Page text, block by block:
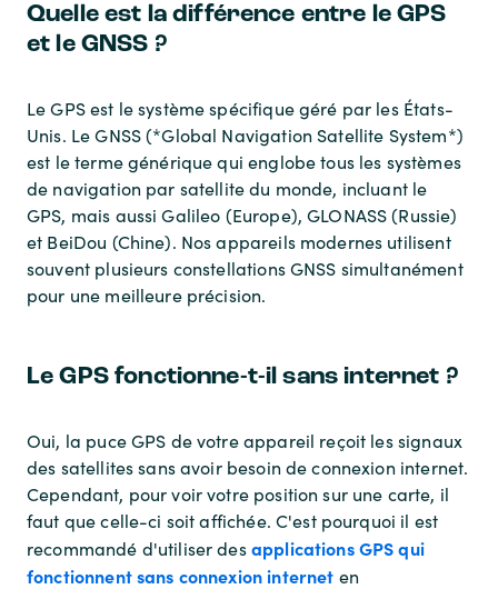
Quelle est la différence entre le GPS
et le GNSS ?
Le GPS est le système spécifique géré par les États-
Unis. Le GNSS (*Global Navigation Satellite System*)
est le terme générique qui englobe tous les systèmes
de navigation par satellite du monde, incluant le
GPS, mais aussi Galileo (Europe), GLONASS (Russie)
et BeiDou (Chine). Nos appareils modernes utilisent
souvent plusieurs constellations GNSS simultanément
pour une meilleure précision.
Le GPS fonctionne-t-il sans internet ?
Oui, la puce GPS de votre appareil reçoit les signaux
des satellites sans avoir besoin de connexion internet.
Cependant, pour voir votre position sur une carte, il
faut que celle-ci soit affichée. C'est pourquoi il est
recommandé d'utiliser desapplications GPS qui
fonctionnent sans connexion internet en